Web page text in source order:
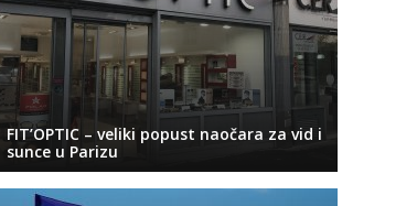
FIT’OPTIC – veliki popust naočara za vid i
sunce u Parizu